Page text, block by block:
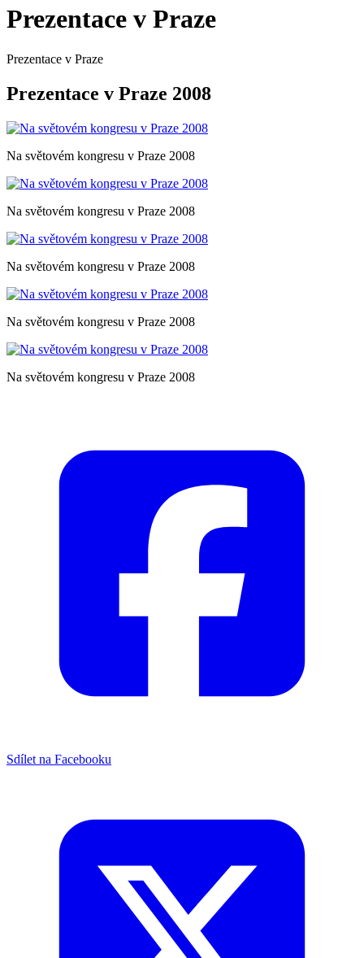
Prezentace v Praze
Prezentace v Praze
Prezentace v Praze 2008
Na světovém kongresu v Praze 2008
Na světovém kongresu v Praze 2008
Na světovém kongresu v Praze 2008
Na světovém kongresu v Praze 2008
Na světovém kongresu v Praze 2008
Sdílet na Facebooku